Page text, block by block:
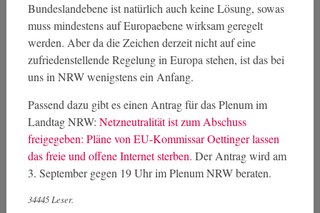
Bundeslandebene ist natürlich auch keine Lösung, sowas
muss mindestens auf Europaebene wirksam geregelt
werden. Aber da die Zeichen derzeit nicht auf eine
zufriedenstellende Regelung in Europa stehen, ist das bei
uns in NRW wenigstens ein Anfang.
Passend dazu gibt es einen Antrag für das Plenum im
Landtag NRW: Netzneutralität ist zum Abschuss
freigegeben: Pläne von EU-Kommissar Oettinger lassen
das freie und offene Internet sterben. Der Antrag wird am
3. September gegen 19 Uhr im Plenum NRW beraten.
34445 Leser.